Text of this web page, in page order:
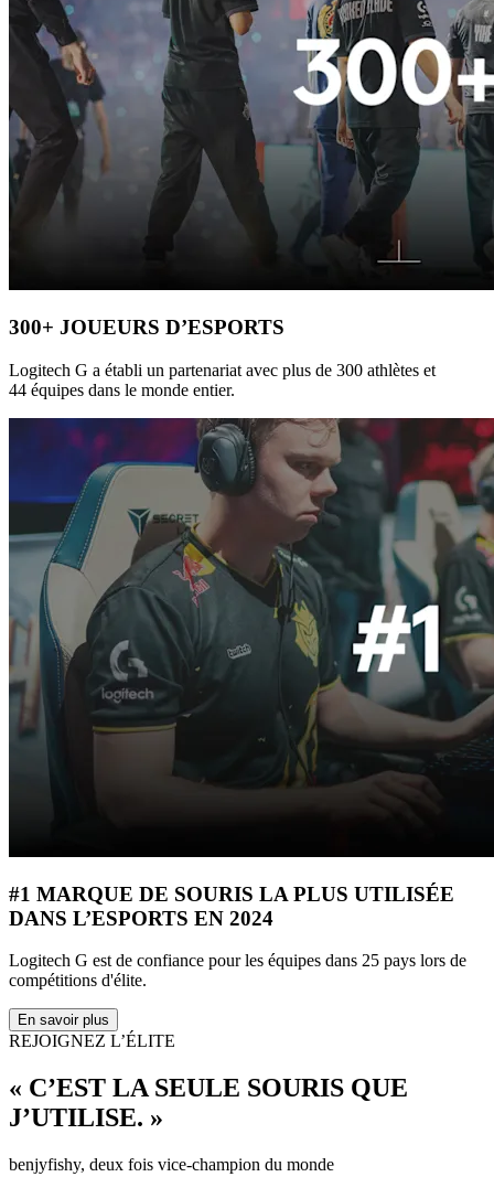
300+ JOUEURS D’ESPORTS
Logitech G a établi un partenariat avec plus de 300 athlètes et
44 équipes dans le monde entier.
#1 MARQUE DE SOURIS LA PLUS UTILISÉE
DANS L’ESPORTS EN 2024
Logitech G est de confiance pour les équipes dans 25 pays lors de
compétitions d'élite.
En savoir plus
REJOIGNEZ L’ÉLITE
« C’EST LA SEULE SOURIS QUE
J’UTILISE. »
benjyfishy, deux fois vice-champion du monde